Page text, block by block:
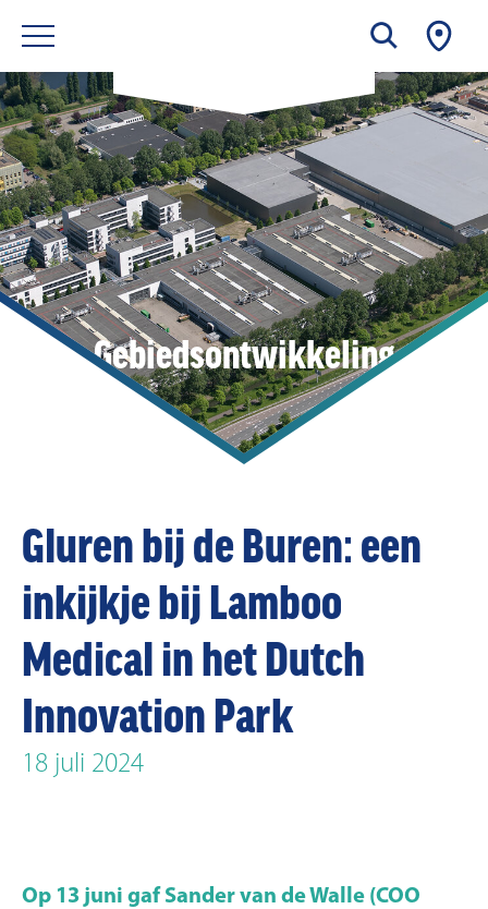
Gebiedsontwikkeling
Gluren bij de Buren: een
inkijkje bij Lamboo
Medical in het Dutch
Innovation Park
18 juli 2024
Op 13 juni gaf Sander van de Walle (COO